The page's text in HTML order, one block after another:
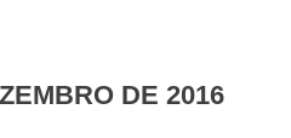
DE 2016